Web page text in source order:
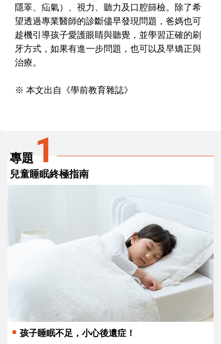
隱睪、疝氣）、視力、聽力及口腔篩檢。除了希
望透過專業醫師的診斷儘早發現問題，爸媽也可
趁機引導孩子愛護眼睛與聽覺，並學習正確的刷
牙方式，如果有進一步問題，也可以及早矯正與
治療。
※ 本文出自《學前教育雜誌》
專題 1
兒童睡眠終極指南
孩子睡眠不足，小心後遺症！